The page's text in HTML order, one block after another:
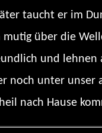
taucht er im
über die
und
noch unter
nach Hause